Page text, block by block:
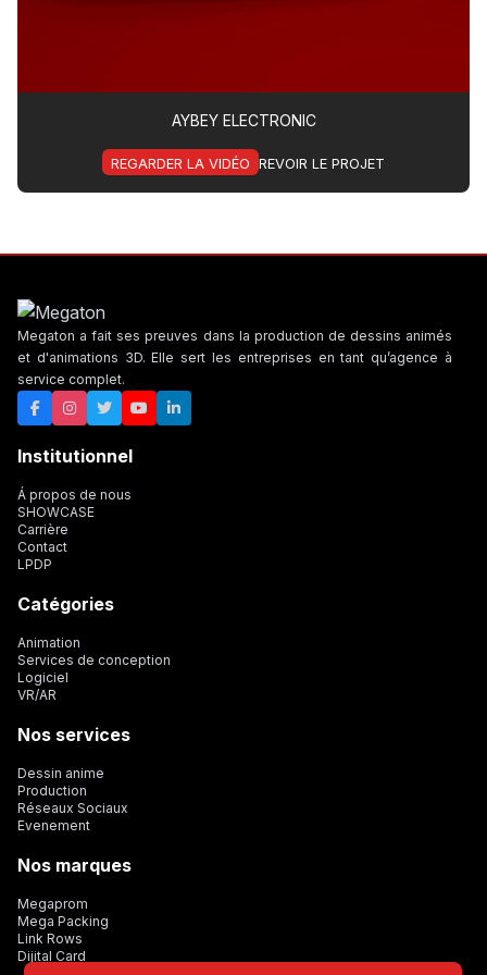
AYBEY ELECTRONIC
REGARDER LA VIDÉO REVOIR LE PROJET
Megaton a fait ses preuves dans la production de dessins animés
et d'animations 3D. Elle sert les entreprises en tant qu’agence à
service complet.
Institutionnel
Á propos de nous
SHOWCASE
Carrière
Contact
LPDP
Catégories
Animation
Services de conception
Logiciel
VR/AR
Nos services
Dessin anime
Production
Réseaux Sociaux
Evenement
Nos marques
Megaprom
Mega Packing
Link Rows
Dijital Card